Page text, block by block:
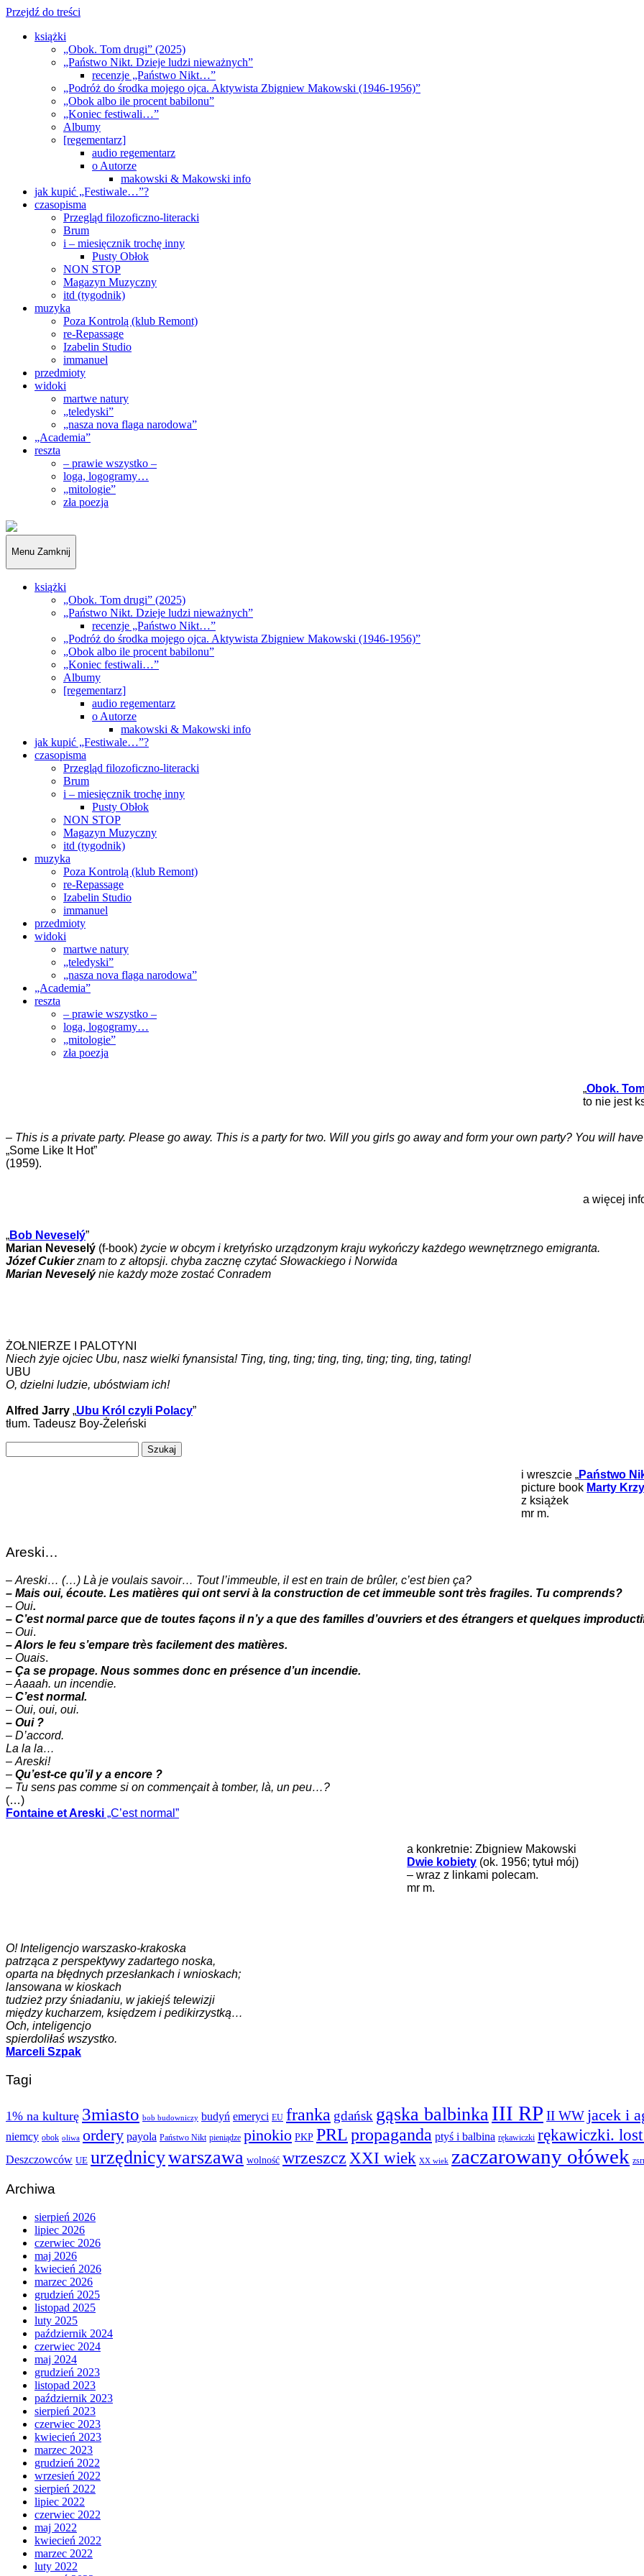
Przejdź do treści
książki
„Obok. Tom drugi” (2025)
„Państwo Nikt. Dzieje ludzi nieważnych”
recenzje „Państwo Nikt…”
„Podróż do środka mojego ojca. Aktywista Zbigniew Makowski (1946-1956)”
„Obok albo ile procent babilonu”
„Koniec festiwali…”
Albumy
[regementarz]
audio regementarz
o Autorze
makowski & Makowski info
jak kupić „Festiwale…”?
czasopisma
Przegląd filozoficzno-literacki
Brum
i – miesięcznik trochę inny
Pusty Obłok
NON STOP
Magazyn Muzyczny
itd (tygodnik)
muzyka
Poza Kontrolą (klub Remont)
re-Repassage
Izabelin Studio
immanuel
przedmioty
widoki
martwe natury
„teledyski”
„nasza nova flaga narodowa”
„Academia”
reszta
– prawie wszystko –
loga, logogramy…
„mitologie”
zła poezja
„Obywatele…”
Menu Zamknij
książki
„Obok. Tom drugi” (2025)
„Państwo Nikt. Dzieje ludzi nieważnych”
recenzje „Państwo Nikt…”
„Podróż do środka mojego ojca. Aktywista Zbigniew Makowski (1946-1956)”
„Obok albo ile procent babilonu”
„Koniec festiwali…”
Albumy
[regementarz]
audio regementarz
o Autorze
makowski & Makowski info
jak kupić „Festiwale…”?
czasopisma
Przegląd filozoficzno-literacki
Brum
i – miesięcznik trochę inny
Pusty Obłok
NON STOP
Magazyn Muzyczny
itd (tygodnik)
muzyka
Poza Kontrolą (klub Remont)
re-Repassage
Izabelin Studio
immanuel
przedmioty
widoki
martwe natury
„teledyski”
„nasza nova flaga narodowa”
„Academia”
reszta
– prawie wszystko –
loga, logogramy…
„mitologie”
zła poezja
„Obok.
to nie jest
– This is a private party. Please go away. This is a party for two. Will you girls go away and form your own party? You will
„Some Like It Hot”
(1959).
a więcej
„Bob Neveselý”
Marian Neveselý (f-book) życie w obcym i kretyńsko urządzonym kraju wykończy każdego wewnętrznego emigranta.
Józef Cukierznam to z ałtopsji. chyba zacznę czytać Słowackiego i Norwida
Marian Neveselýnie każdy może zostać Conradem
ŻOŁNIERZE I PALOTYNI
Niech żyje ojciec Ubu, nasz wielki fynansista! Ting, ting, ting; ting, ting, ting; ting, ting, tating!
UBU
O, dzielni ludzie, ubóstwiam ich!
Alfred Jarry „Ubu Król czyli Polacy”
tłum. Tadeusz Boy-Żeleński
i wreszcie „Państwo
picture book Marty
z książek
mr m.
Areski…
– Areski… (…) Là je voulais savoir… Tout l’immeuble, il est en train de brûler, c’est bien ça?
– Mais oui, écoute. Les matières qui ont servi à la construction de cet immeuble sont très fragiles. Tu comprends?
– Oui.
– C’est normal parce que de toutes façons il n’y a que des familles d’ouvriers et des étrangers et quelques
– Oui.
– Alors le feu s’empare très facilement des matières.
– Ouais.
– Ça se propage. Nous sommes donc en présence d’un incendie.
– Aaaah. un incendie.
– C’est normal.
– Oui, oui, oui.
– Oui ?
– D’accord.
La la la…
– Areski!
– Qu’est-ce qu’il y a encore ?
– Tu sens pas comme si on commençait à tomber, là, un peu…?
(…)
Fontaine et Areski „C’est normal”
a konkretnie: Zbigniew Makowski
Dwie kobiety (ok. 1956; tytuł mój)
– wraz z linkami polecam.
mr m.
O! Inteligencjo warszasko-krakoska
patrząca z perspektywy zadartego noska,
oparta na błędnych przesłankach i wnioskach;
lansowana w kioskach
tudzież przy śniadaniu, w jakiejś telewizji
między kucharzem, księdzem i pedikirzystką…
Och, inteligencjo
spierdoliłaś wszystko.
Marceli Szpak
Tagi
1% na kulturę 3miasto bob budowniczy budyń emeryci EU franka gdańsk gąska balbinka III RP II WWjacek i
niemcy obok oliwa ordery payola Państwo Nikt pieniądze pinokio PKP PRLpropaganda ptyś i balbina rękawiczki rękawiczki.
Deszczowców UE urzędnicywarszawa wolność wrzeszcz XXI wiek XX wiek zaczarowany ołówek
Archiwa
sierpień 2026
lipiec 2026
czerwiec 2026
maj 2026
kwiecień 2026
marzec 2026
grudzień 2025
listopad 2025
luty 2025
październik 2024
czerwiec 2024
maj 2024
grudzień 2023
listopad 2023
październik 2023
sierpień 2023
czerwiec 2023
kwiecień 2023
marzec 2023
grudzień 2022
wrzesień 2022
sierpień 2022
lipiec 2022
czerwiec 2022
maj 2022
kwiecień 2022
marzec 2022
luty 2022